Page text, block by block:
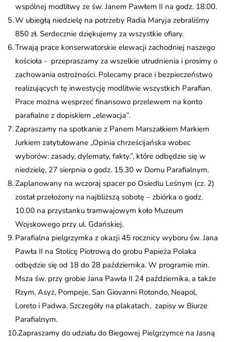
wspólnej modlitwy ze św. Janem Pawłem II na godz. 18.00.
W ubiegłą niedzielę na potrzeby Radia Maryja zebraliśmy
850 zł. Serdecznie dziękujemy za wszystkie ofiary.
Trwają prace konserwatorskie elewacji zachodniej naszego
kościoła - przepraszamy za wszelkie utrudnienia i prosimy o
zachowania ostrożności. Polecamy prace i bezpieczeństwo
realizujących tę inwestycję modlitwie wszystkich Parafian.
Prace można wesprzeć finansowo przelewem na konto
parafialne z dopiskiem „elewacja”.
Zapraszamy na spotkanie z Panem Marszałkiem Markiem
Jurkiem zatytułowane „Opinia chrześcijańska wobec
wyborów: zasady, dylematy, fakty.”, które odbędzie się w
niedzielę, 27 sierpnia o godz. 15.30 w Domu Parafialnym.
Zaplanowany na wczoraj spacer po Osiedlu Leśnym (cz. 2)
został przełożony na najbliższą sobotę – zbiórka o godz.
10.00 na przystanku tramwajowym koło Muzeum
Wojskowego przy ul. Gdańskiej.
Parafialna pielgrzymka z okazji 45 rocznicy wyboru św. Jana
Pawła II na Stolicę Piotrową do grobu Papieża Polaka
odbędzie się od 18 do 28 października. W programie min.
Msza św. przy grobie Jana Pawła II 24 października, a także
Rzym, Asyż, Pompeje, San Giovanni Rotondo, Neapol,
Loreto i Padwa. Szczegóły na plakatach, zapisy w Biurze
Parafialnym.
Zapraszamy do udziału do Biegowej Pielgrzymce na Jasną